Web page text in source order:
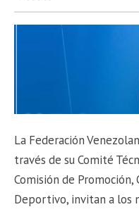
La Federación
través de su Comité
Comisión de
Deportivo, invitan a los